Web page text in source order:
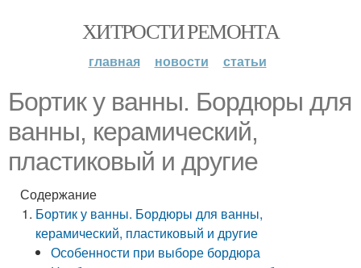
ХИТРОСТИ РЕМОНТА
главная новости статьи
Бортик у ванны. Бордюры для
ванны, керамический,
пластиковый и другие
Содержание
Бортик у ванны. Бордюры для ванны,
керамический, пластиковый и другие
Особенности при выборе бордюра